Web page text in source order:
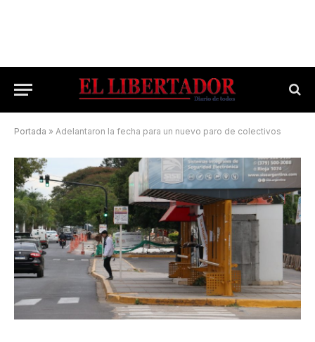
Portada » Adelantaron la fecha para un nuevo paro de colectivos